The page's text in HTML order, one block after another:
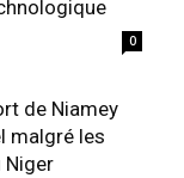
0
de Niamey
malgré les
Niger